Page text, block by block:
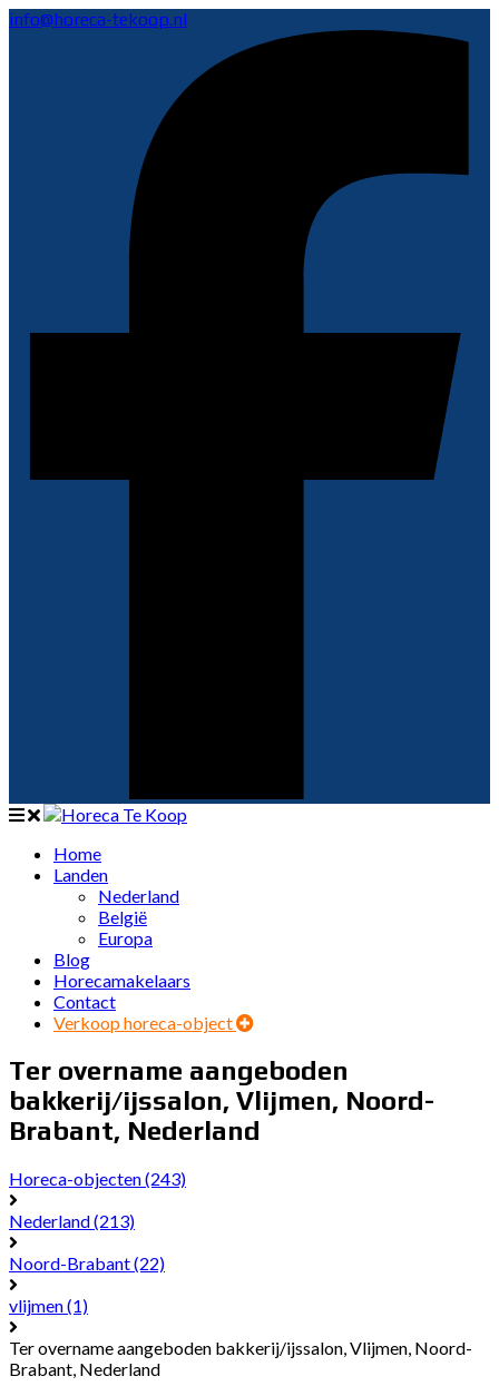
info@horeca-tekoop.nl
Home
Landen
Nederland
België
Europa
Blog
Horecamakelaars
Contact
Verkoop horeca-object
Ter overname aangeboden
bakkerij/ijssalon, Vlijmen, Noord-
Brabant, Nederland
Horeca-objecten(243)
Nederland(213)
Noord-Brabant(22)
vlijmen(1)
Ter overname aangeboden bakkerij/ijssalon, Vlijmen, Noord-
Brabant, Nederland